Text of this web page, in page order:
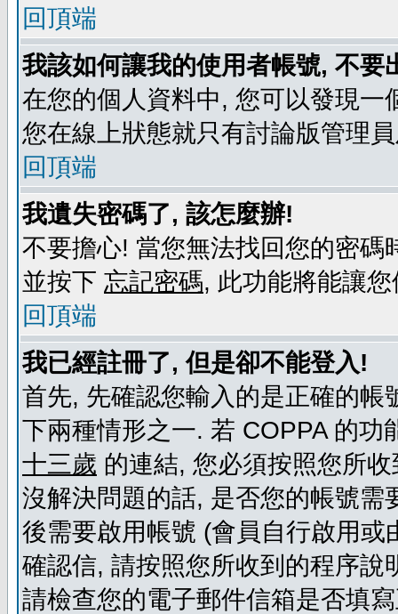
回頂端
我該如何讓我的使用者帳號, 不
在您的個人資料中, 您可以發現一
您在線上狀態就只有討論版管理
回頂端
我遺失密碼了, 該怎麼辦!
不要擔心! 當您無法找回您的密
並按下 忘記密碼, 此功能將能讓
回頂端
我已經註冊了, 但是卻不能登入!
首先, 先確認您輸入的是正確的
下兩種情形之一. 若 COPPA 的
十三歲 的連結, 您必須按照您所
沒解決問題的話, 是否您的帳號
後需要啟用帳號 (會員自行啟用
確認信, 請按照您所收到的程序
請檢查您的電子郵件信箱是否填